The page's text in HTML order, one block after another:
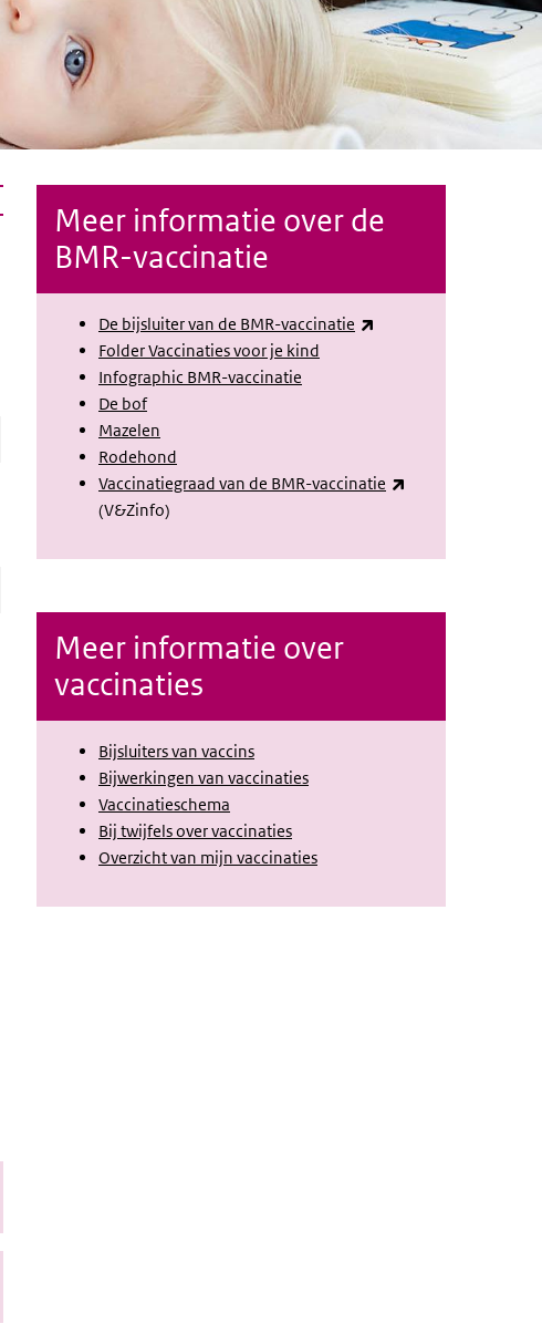
Meer informatie over de
BMR-vaccinatie
De bijsluiter van de BMR-vaccinatie
Folder Vaccinaties voor je kind
Infographic BMR-vaccinatie
De bof
Mazelen
Rodehond
Vaccinatiegraad van de BMR-vaccinatie
(V&Zinfo)
Meer informatie over
vaccinaties
Bijsluiters van vaccins
Bijwerkingen van vaccinaties
Vaccinatieschema
Bij twijfels over vaccinaties
Overzicht van mijn vaccinaties